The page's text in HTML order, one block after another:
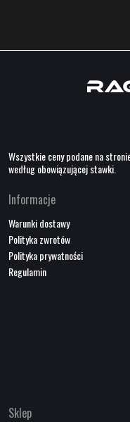
Wszystkie ceny podane na
według obowiązującej stawki.
Informacje
Warunki dostawy
Polityka zwrotów
Polityka prywatności
Regulamin
Sklep